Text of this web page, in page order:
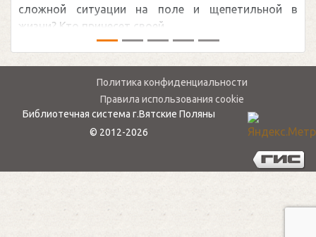
сложной ситуации на поле и щепетильной в
жизни? Кто принесет своей ...
Политика конфиденциальности
Правила использования cookie
Библиотечная система г.Вятские Поляны
© 2012-2026